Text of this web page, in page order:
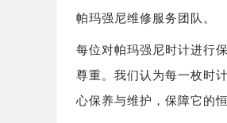
帕玛强尼维修服务团队。
每位对帕玛强尼时计进行
尊重。我们认为每一枚时
心保养与维护，保障它的